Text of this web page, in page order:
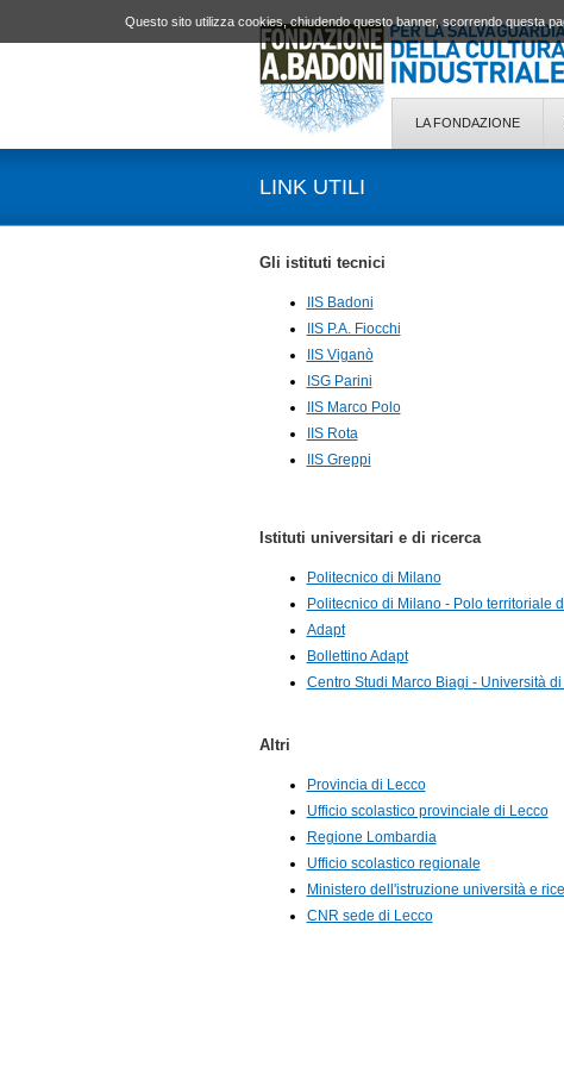
LA FONDAZIONE
LINK UTILI
Gli istituti tecnici
IIS Badoni
IIS P.A. Fiocchi
IIS Viganò
ISG Parini
IIS Marco Polo
IIS Rota
IIS Greppi
Istituti universitari e di ricerca
Politecnico di Milano
Politecnico di Milano - Polo territoriale
Adapt
Bollettino Adapt
Centro Studi Marco Biagi - Università
Altri
Provincia di Lecco
Ufficio scolastico provinciale di Lecco
Regione Lombardia
Ufficio scolastico regionale
Ministero dell'istruzione università e
CNR sede di Lecco
Questo sito utilizza cookies, chiudendo questo banner, scorrendo questa